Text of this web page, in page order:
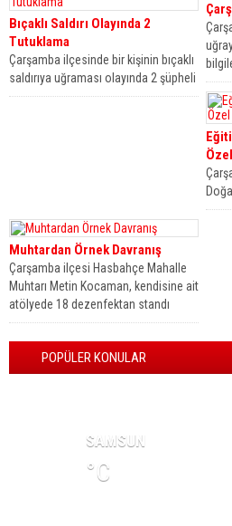
Bıçaklı Saldırı Olayında 2
Tutuklama
Çarşamba ilçesinde bir kişinin bıçaklı
saldırıya uğraması olayında 2 şüpheli
tutuklanarak cezaevine gönderildi.
Muhtardan Örnek Davranış
Çarşamba ilçesi Hasbahçe Mahalle
Muhtarı Metin Kocaman, kendisine ait
atölyede 18 dezenfektan standı
yaparak camilere...
POPÜLER KONULAR
SAMSUN
°C